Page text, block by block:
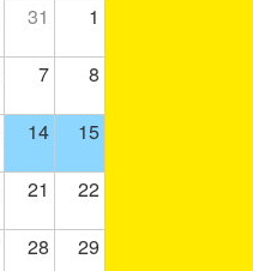
31 1
7 8
14 15
21 22
28 29